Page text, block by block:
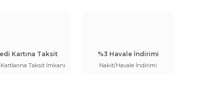
Kartına Taksit
Taksit İmkanı
%3 Havale İndirimi
Nakit/Havale İndirimi